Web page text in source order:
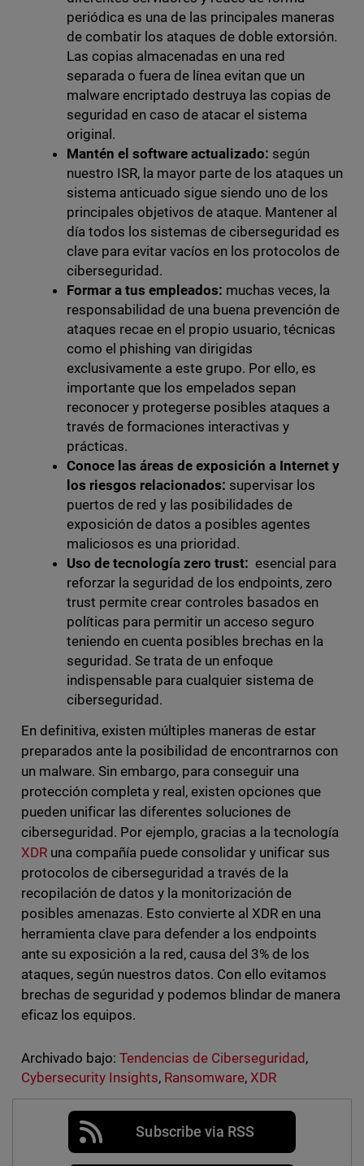
periódica es una de las principales maneras
de combatir los ataques de doble extorsión.
Las copias almacenadas en una red
separada o fuera de línea evitan que un
malware encriptado destruya las copias de
seguridad en caso de atacar el sistema
original.
Mantén el software actualizado: según
nuestro ISR, la mayor parte de los ataques un
sistema anticuado sigue siendo uno de los
principales objetivos de ataque. Mantener al
día todos los sistemas de ciberseguridad es
clave para evitar vacíos en los protocolos de
ciberseguridad.
Formar a tus empleados: muchas veces, la
responsabilidad de una buena prevención de
ataques recae en el propio usuario, técnicas
como el phishing van dirigidas
exclusivamente a este grupo. Por ello, es
importante que los empelados sepan
reconocer y protegerse posibles ataques a
través de formaciones interactivas y
prácticas.
Conoce las áreas de exposición a Internet y
los riesgos relacionados: supervisar los
puertos de red y las posibilidades de
exposición de datos a posibles agentes
maliciosos es una prioridad.
Uso de tecnología zero trust: esencial para
reforzar la seguridad de los endpoints, zero
trust permite crear controles basados en
políticas para permitir un acceso seguro
teniendo en cuenta posibles brechas en la
seguridad. Se trata de un enfoque
indispensable para cualquier sistema de
ciberseguridad.
En definitiva, existen múltiples maneras de estar
preparados ante la posibilidad de encontrarnos con
un malware. Sin embargo, para conseguir una
protección completa y real, existen opciones que
pueden unificar las diferentes soluciones de
ciberseguridad. Por ejemplo, gracias a la tecnología
XDRuna compañía puede consolidar y unificar sus
protocolos de ciberseguridad a través de la
recopilación de datos y la monitorización de
posibles amenazas. Esto convierte al XDR en una
herramienta clave para defender a los endpoints
ante su exposición a la red, causa del 3% de los
ataques, según nuestros datos. Con ello evitamos
brechas de seguridad y podemos blindar de manera
eficaz los equipos.
Archivado bajo: Tendencias de Ciberseguridad ,
Cybersecurity Insights, Ransomware,XDR
Subscribe via RSS